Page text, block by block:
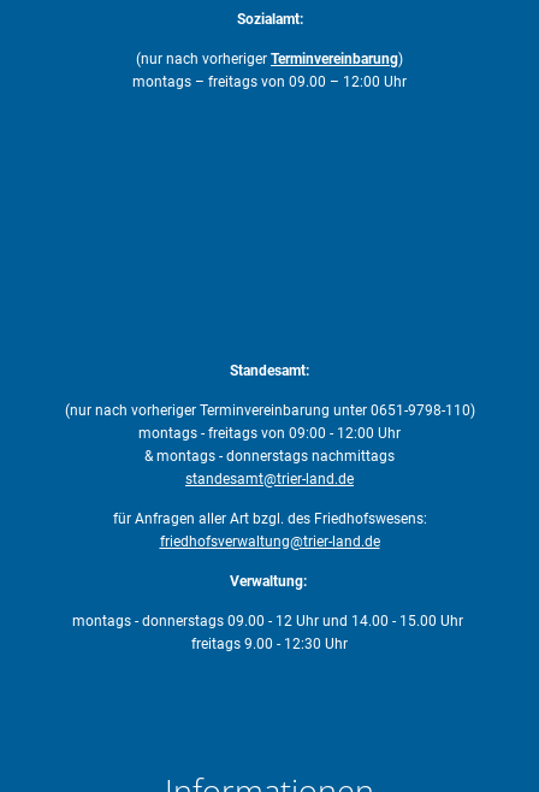
Sozialamt:
(nur nach vorheriger Terminvereinbarung)
montags – freitags von 09.00 – 12:00 Uhr
Standesamt:
(nur nach vorheriger Terminvereinbarung unter 0651-9798-110)
montags - freitags von 09:00 - 12:00 Uhr
& montags - donnerstags nachmittags
standesamt@trier-land.de
für Anfragen aller Art bzgl. des Friedhofswesens:
friedhofsverwaltung@trier-land.de
Verwaltung:
montags - donnerstags 09.00 - 12 Uhr und 14.00 - 15.00 Uhr
freitags 9.00 - 12:30 Uhr